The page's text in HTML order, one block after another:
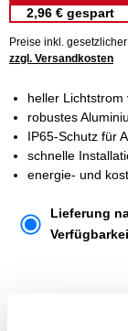
2,96 € gespart
Preise inkl.
zzgl. Versandkosten
heller
robustes
IP65-Schutz für
schnelle
energie- und
Lieferung
Um